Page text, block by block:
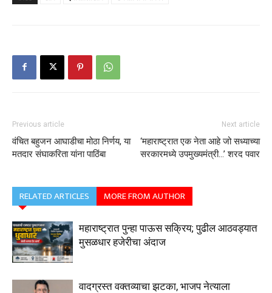
Previous article
वंचित बहुजन आघाडीचा मोठा निर्णय, या
मतदार संघाकरिता यांना पाठिंबा
Next article
‘महाराष्ट्रात एक नेता आहे जो सध्याच्या
सरकारमध्ये उपमुख्यमंत्री…’ शरद पवार
RELATED ARTICLES MORE FROM AUTHOR
महाराष्ट्रात पुन्हा पाऊस सक्रिय; पुढील आठवड्यात
मुसळधार हजेरीचा अंदाज
वादग्रस्त वक्तव्याचा झटका, भाजप नेत्याला